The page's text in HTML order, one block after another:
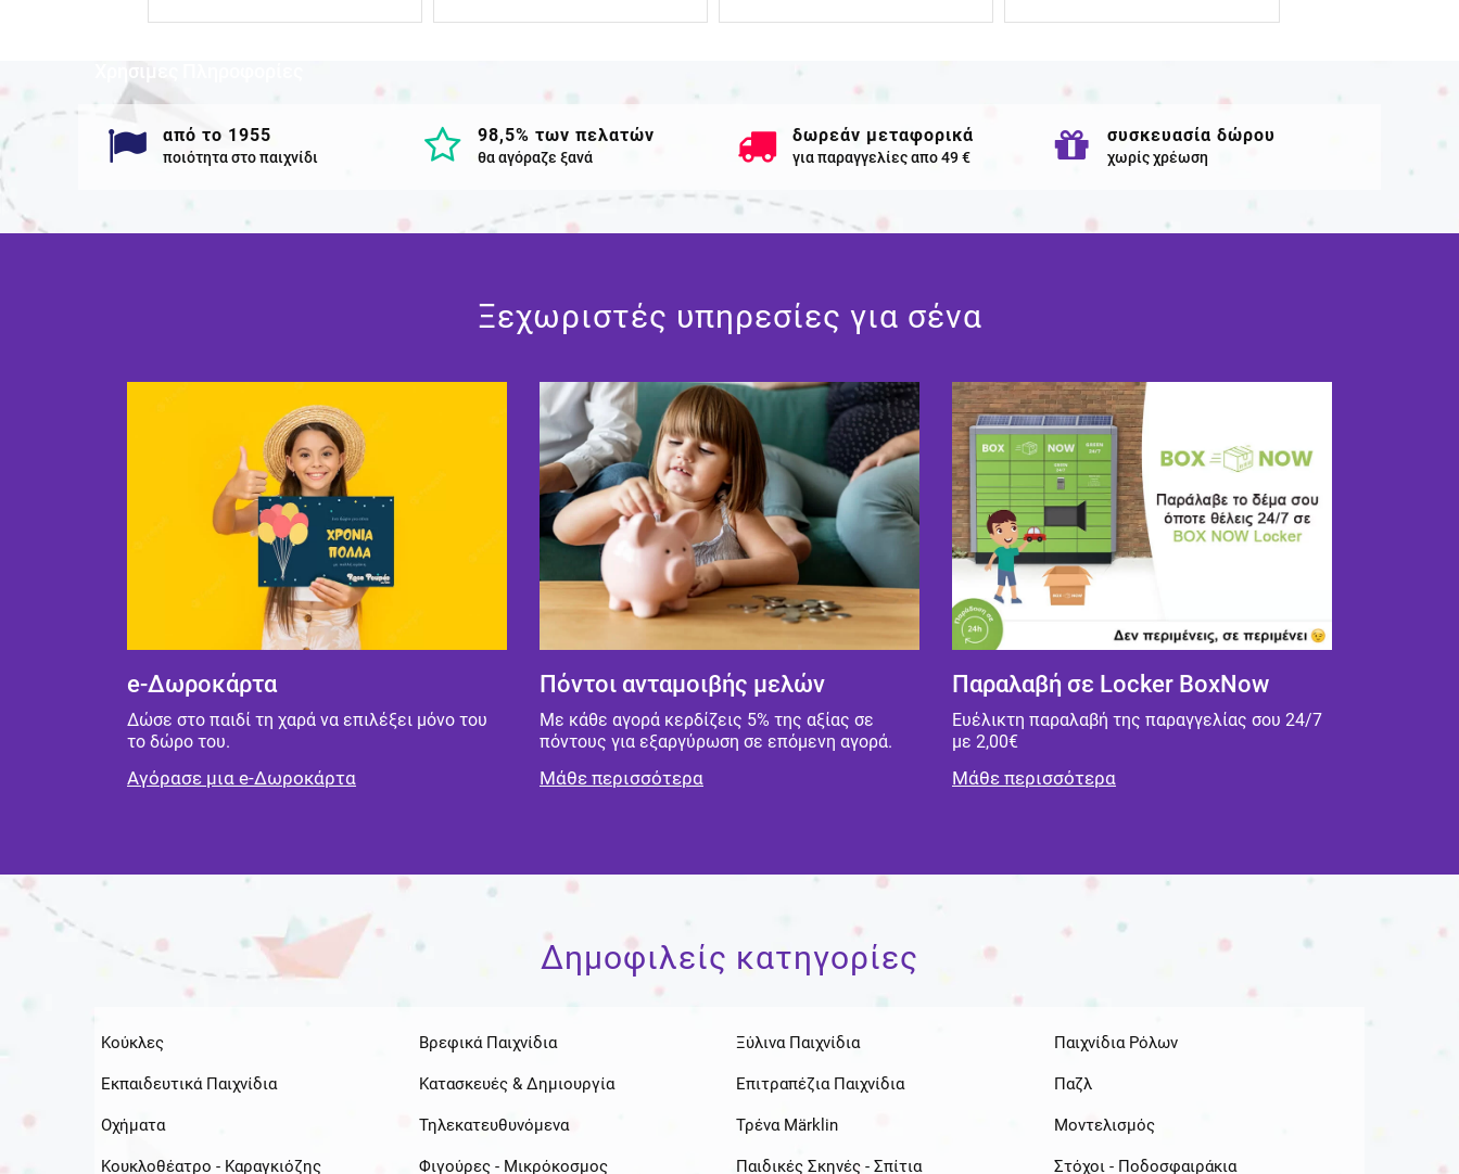
από το 1955
ποιότητα στο παιχνίδι
98,5% των πελατών
θα αγόραζε ξανά
δωρεάν μεταφορικά
για παραγγελίες απο 49 €
συσκευασία δώρου
χωρίς χρέωση
Ξεχωριστές υπηρεσίες για σένα
e-Δωροκάρτα
Δώσε στο παιδί τη χαρά να επιλέξει μόνο του
το δώρο του.
Αγόρασε μια e-Δωροκάρτα
Πόντοι ανταμοιβής μελών
Με κάθε αγορά κερδίζεις 5% της αξίας σε
πόντους για εξαργύρωση σε επόμενη αγορά.
Μάθε περισσότερα
Παραλαβή σε Locker BoxNow
Ευέλικτη παραλαβή της παραγγελίας σου 24/7
με 2,00€
Μάθε περισσότερα
Δημοφιλείς κατηγορίες
Κούκλες Βρεφικά Παιχνίδια Ξύλινα Παιχνίδια Παιχνίδια Ρόλων
Εκπαιδευτικά Παιχνίδια Κατασκευές & Δημιουργία Επιτραπέζια Παιχνίδια Παζλ
Οχήματα Τηλεκατευθυνόμενα Τρένα Märklin Μοντελισμός
Κουκλοθέατρο - Καραγκιόζης Φιγούρες - Μικρόκοσμος Παιδικές Σκηνές - Σπίτια Στόχοι - Ποδοσφαιράκια